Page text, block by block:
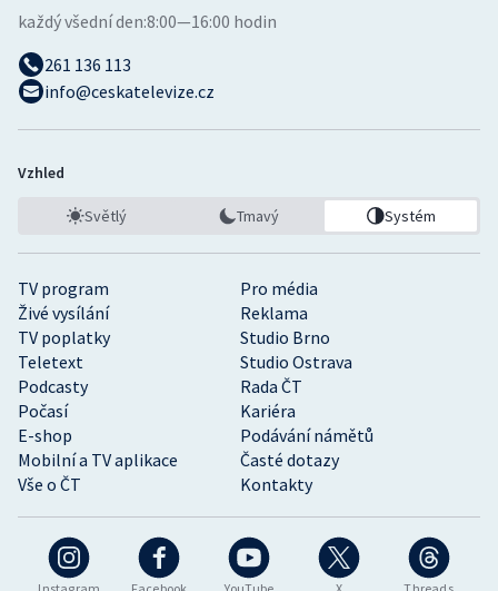
TV program
Pro média
Živé vysílání
Reklama
TV poplatky
Studio Brno
Teletext
Studio Ostrava
Podcasty
Rada ČT
Počasí
Kariéra
E-shop
Podávání námětů
Mobilní a TV aplikace
Časté dotazy
Vše o ČT
Kontakty
každý všední den:8:00—16:00 hodin
261 136 113
info@ceskatelevize.cz
Vzhled
Světlý Tmavý Systém